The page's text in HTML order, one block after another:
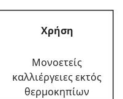
Χρήση
Μονοετείς
καλλιέργειες εκτός
θερμοκηπίων